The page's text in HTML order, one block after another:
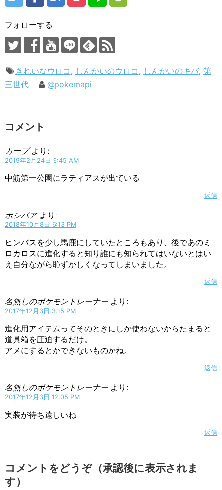
フォローする
きれいなウロコ , しんかいのウロコ , しんかいのキバ, 第
三世代
@pokemapi
コメント
カープ より:
2019年2月24日 9:45 AM
中筋第一公園にラティアスが出ている
返信
ホシバア より:
2018年10月8日 6:13 PM
ヒンバスを少し馬鹿にしていたところもあり、後であのミ
ロカロスに進化すると知り誰にも知られてはいないとはい
え自分ながら恥ずかしくなってしまいました。
返信
名無しのポケモントレーナー より:
2017年12月3日 3:15 PM
進化用アイテムってそのときにしか使わないからたまると
道具箱を圧迫するだけ。
アメにするとかできないものかね。
返信
名無しのポケモントレーナー より:
2017年12月3日 12:05 PM
実装が待ち遠しいね
返信
コメントをどうぞ（承認後に表示されま
す）